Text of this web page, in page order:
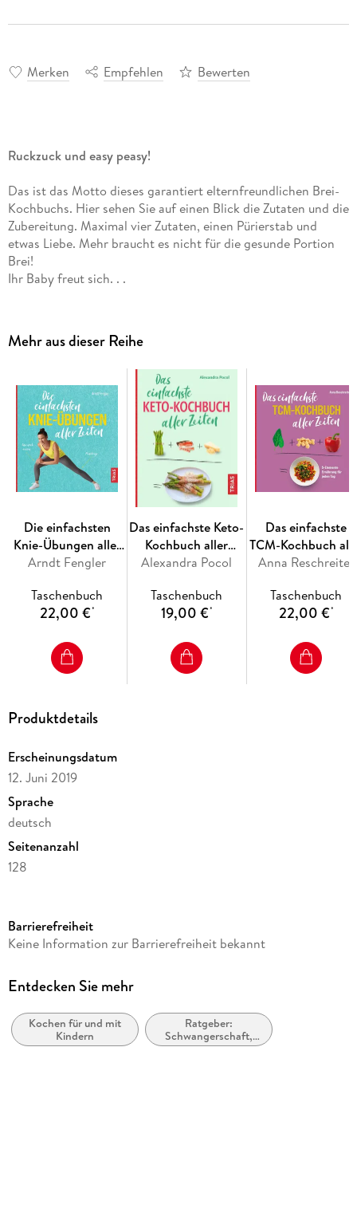
Merken Empfehlen Bewerten
Ruckzuck und easy peasy!
Das ist das Motto dieses garantiert elternfreundlichen Brei-
Kochbuchs. Hier sehen Sie auf einen Blick die Zutaten und die
Zubereitung. Maximal vier Zutaten, einen Pürierstab und
etwas Liebe. Mehr braucht es nicht für die gesunde Portion
Brei!
Ihr Baby freut sich. . .
Anfängerbreien bis hin zum ersten kleinen Gericht.
- auf die richtige Ernährung zur richtigen Zeit: Der
Breifahrplan zeigt, was Ihr Baby braucht und was es wann gut
verträgt.
- auf entspannte Eltern: Egal ob Fingerfood oder
Vorratshaltung - jetzt kann nichts mehr schiefgehen.
Machen Sie es sich einfach und Ihr Baby glücklich!
Mehr aus dieser Reihe
Die einfachsten
Knie-Übungen aller
Zeiten
Arndt Fengler
Taschenbuch
22,00 €*
Das einfachste Keto-
Kochbuch aller
Zeiten
Alexandra Pocol
Taschenbuch
19,00 €*
Das einfachste
TCM-Kochbuch
Zeiten
Anna Reschreiter
Taschenbuch
22,00 €*
Produktdetails
Erscheinungsdatum
12. Juni 2019
Sprache
deutsch
Seitenanzahl
128
Autor/Autorin
Verlag/Hersteller
Produktart
kartoniert
Barrierefreiheit
Keine Information zur Barrierefreiheit bekannt
Entdecken Sie mehr
Kochen für und mit
Kindern
Ratgeber:
Schwangerschaft,
Geburt und